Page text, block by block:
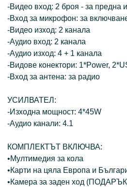
-Видео вход: 2 броя - за предна
-Вход за микрофон: за
-Видео изход: 2 канала
-Аудио вход: 2 канала
-Аудио изход: 4 + 1 канала
-Видове конектори: 1*Power,
-Вход за антена: за радио
УСИЛВАТЕЛ:
-Изходна мощност: 4*45W
-Аудио канали: 4.1
КОМПЛЕКТЪТ ВКЛЮЧВА:
•Мултимедия за кола
•Карти на цяла Европа и
•Камера за заден ход